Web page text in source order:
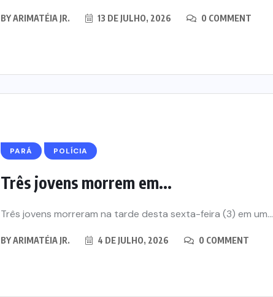
BYARIMATÉIA JR. 13 DE JULHO, 2026 0 COMMENT
PARÁ POLÍCIA
Três jovens morrem em...
Três jovens morreram na tarde desta sexta-feira (3) em um...
BYARIMATÉIA JR. 4 DE JULHO, 2026 0 COMMENT